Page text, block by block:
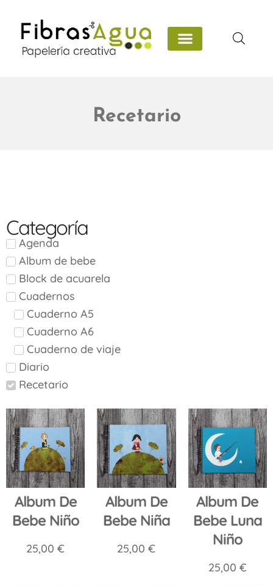
Recetario
Categoría
Agenda
Album de bebe
Block de acuarela
Cuadernos
Cuaderno A5
Cuaderno A6
Cuaderno de viaje
Diario
Recetario
Album De
Bebe Niño
25,00€
Album De
Bebe Niña
25,00€
Album De
Bebe Luna
Niño
25,00 €